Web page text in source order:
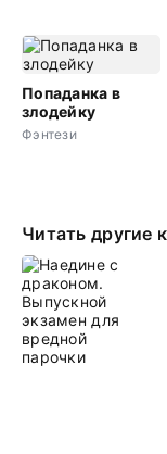
Попаданка в
злодейку
Фэнтези
Читать другие